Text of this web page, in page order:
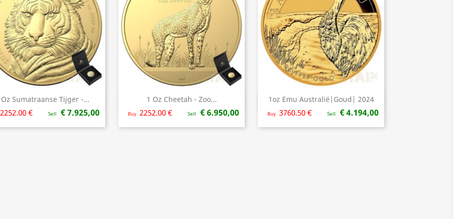
Sumatraanse Tijger -...
2252.00 € Sell € 7.925,00
Snel bekijken 1 Oz Cheetah - Zoo...
Buy 2252.00 € Sell € 6.950,00
 Snel bekijken 1oz Emu Australië|Goud| 2024
Buy 3760.50 € Sell € 4.194,00
Snel bekijken